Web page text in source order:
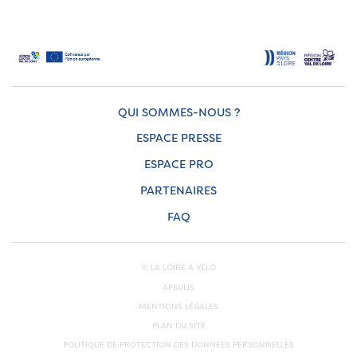
QUI SOMMES-NOUS ?
ESPACE PRESSE
ESPACE PRO
PARTENAIRES
FAQ
© LA LOIRE À VÉLO
APSULIS
MENTIONS LÉGALES
PLAN DU SITE
POLITIQUE DE PROTECTION DES DONNÉES PERSONNELLES